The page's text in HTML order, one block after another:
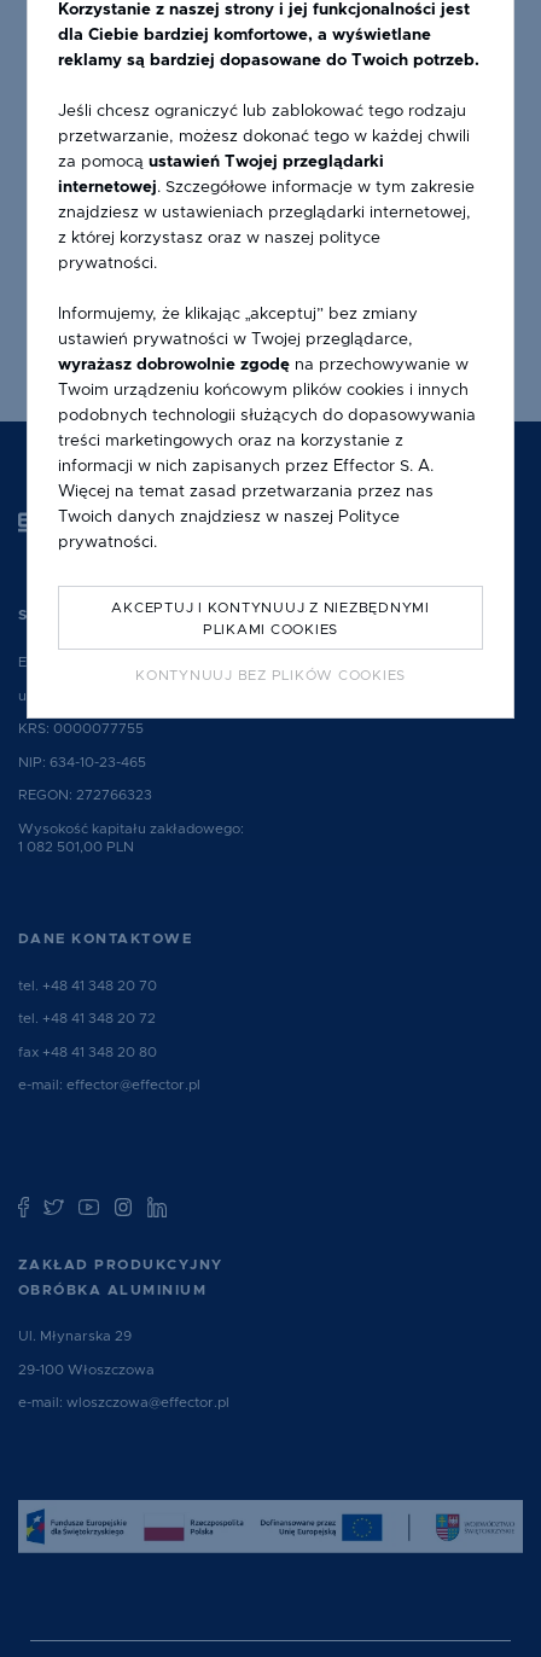
Korzystanie z naszej strony i jej funkcjonalności jest
dla Ciebie bardziej komfortowe, a wyświetlane
reklamy są bardziej dopasowane do Twoich potrzeb.
Jeśli chcesz ograniczyć lub zablokować tego rodzaju
przetwarzanie, możesz dokonać tego w każdej chwili
za pomocąustawień Twojej przeglądarki
internetowej. Szczegółowe informacje w tym zakresie
znajdziesz w ustawieniach przeglądarki internetowej,
z której korzystasz oraz w naszej polityce
prywatności.
Informujemy, że klikając „akceptuj” bez zmiany
ustawień prywatności w Twojej przeglądarce,
wyrażasz dobrowolnie zgodę na przechowywanie w
Twoim urządzeniu końcowym plików cookies i innych
podobnych technologii służących do dopasowywania
treści marketingowych oraz na korzystanie z
informacji w nich zapisanych przez Effector S. A.
Więcej na temat zasad przetwarzania przez nas
Twoich danych znajdziesz w naszej Polityce
prywatności.
AKCEPTUJ I KONTYNUUJ Z NIEZBĘDNYMI
PLIKAMI COOKIES
KONTYNUUJ BEZ PLIKÓW COOKIES
OKAPNIK LP 25
SIEDZIBA SPÓŁKI
EFFECTOR S.A.
ul. Hauke Bosaka 2, 25-214 Kielce, Polska
KRS: 0000077755
NIP: 634-10-23-465
REGON: 272766323
Wysokość kapitału zakładowego:
1 082 501,00 PLN
DANE KONTAKTOWE
tel. +48 41 348 20 70
tel. +48 41 348 20 72
fax +48 41 348 20 80
e-mail: effector@effector.pl
ZAKŁAD PRODUKCYJNY
OBRÓBKA ALUMINIUM
Ul. Młynarska 29
29-100 Włoszczowa
e-mail: wloszczowa@effector.pl